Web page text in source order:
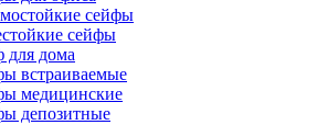
сейфы
сейфы
для дома
встраиваемые
медицинские
депозитные